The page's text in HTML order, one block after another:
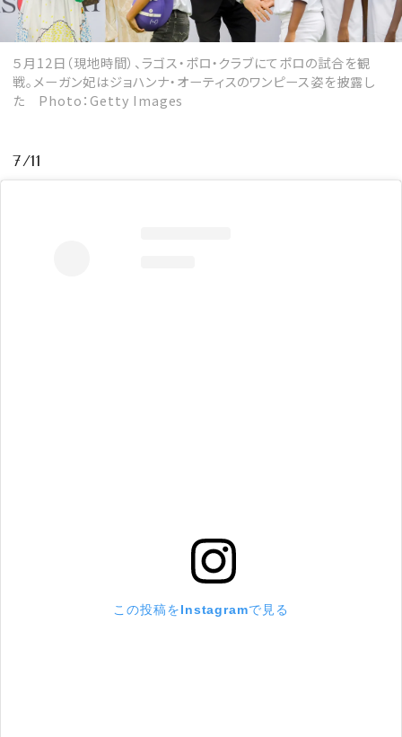
５月12日（現地時間）、ラゴス・ポロ・クラブにてポロの試合を観
戦。メーガン妃はジョハンナ・オーティスのワンピース姿を披露し
た Photo：Getty Images
7/11
この投稿をInstagramで見る